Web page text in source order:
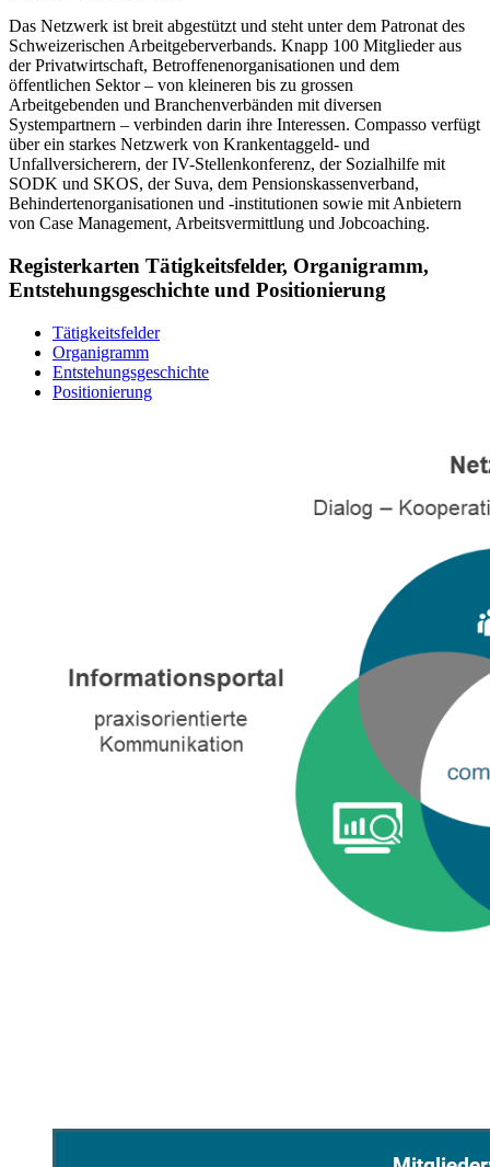
Das Netzwerk ist breit abgestützt und steht unter dem Patronat des
Schweizerischen Arbeitgeberverbands. Knapp 100 Mitglieder aus
der Privatwirtschaft, Betroffenenorganisationen und dem
öffentlichen Sektor – von kleineren bis zu grossen
Arbeitgebenden und Branchenverbänden mit diversen
Systempartnern – verbinden darin ihre Interessen. Compasso verfügt
über ein starkes Netzwerk von Krankentaggeld- und
Unfallversicherern, der IV-Stellenkonferenz, der Sozialhilfe mit
SODK und SKOS, der Suva, dem Pensionskassenverband,
Behindertenorganisationen und -institutionen sowie mit Anbietern
von Case Management, Arbeitsvermittlung und Jobcoaching.
Registerkarten Tätigkeitsfelder, Organigramm,
Entstehungsgeschichte und Positionierung
Tätigkeitsfelder
Organigramm
Entstehungsgeschichte
Positionierung